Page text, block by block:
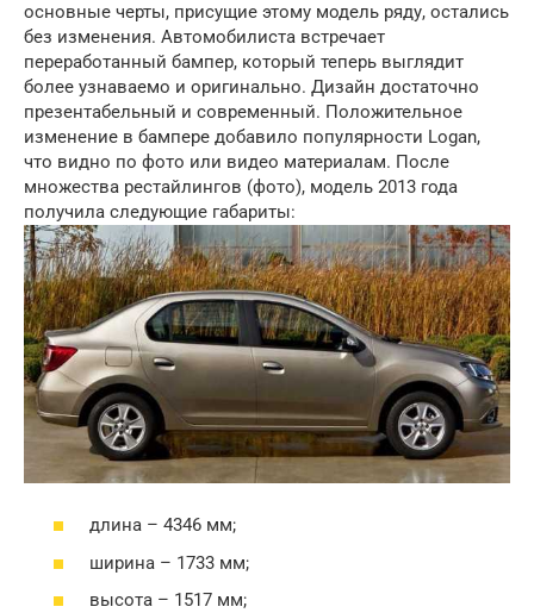
основные черты, присущие этому модель ряду, остались
без изменения. Автомобилиста встречает
переработанный бампер, который теперь выглядит
более узнаваемо и оригинально. Дизайн достаточно
презентабельный и современный. Положительное
изменение в бампере добавило популярности Logan,
что видно по фото или видео материалам. После
множества рестайлингов (фото), модель 2013 года
получила следующие габариты:
длина – 4346 мм;
ширина – 1733 мм;
высота – 1517 мм;